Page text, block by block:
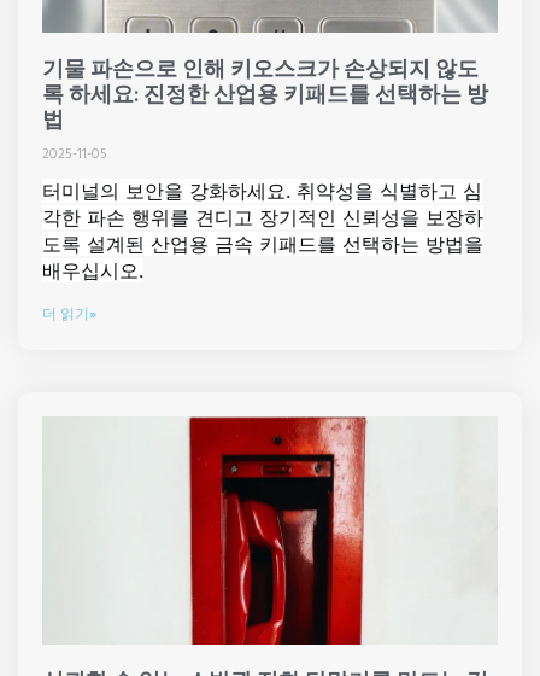
기물 파손으로 인해 키오스크가 손상되지 않도
록 하세요: 진정한 산업용 키패드를 선택하는 방
법
2025-11-05
터미널의 보안을 강화하세요. 취약성을 식별하고 심
각한 파손 행위를 견디고 장기적인 신뢰성을 보장하
도록 설계된 산업용 금속 키패드를 선택하는 방법을
배우십시오.
더 읽기»